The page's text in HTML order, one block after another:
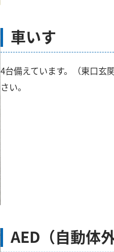
車いす
4台備えています。（東口玄
さい。
AED（自動体